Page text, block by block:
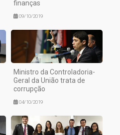
finanças
09/10/2019
Ministro da Controladoria-
Geral da União trata de
corrupção
04/10/2019